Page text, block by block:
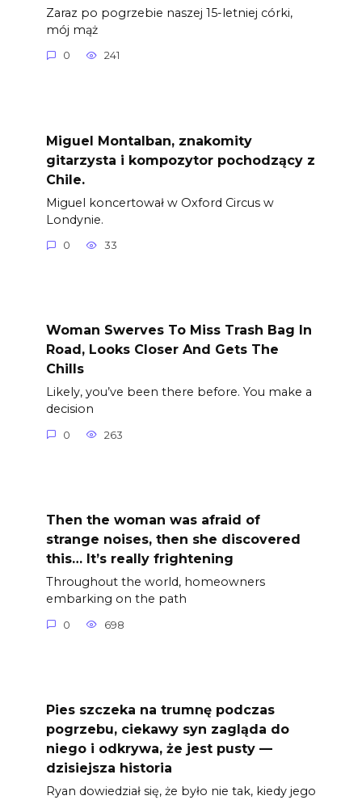
Zaraz po pogrzebie naszej 15-letniej córki,
mój mąż
0 241
Miguel Montalban, znakomity
gitarzysta i kompozytor pochodzący z
Chile.
Miguel koncertował w Oxford Circus w
Londynie.
0 33
Woman Swerves To Miss Trash Bag In
Road, Looks Closer And Gets The
Chills
Likely, you’ve been there before. You make a
decision
0 263
Then the woman was afraid of
strange noises, then she discovered
this… It’s really frightening
Throughout the world, homeowners
embarking on the path
0 698
Pies szczeka na trumnę podczas
pogrzebu, ciekawy syn zagląda do
niego i odkrywa, że jest pusty —
dzisiejsza historia
Ryan dowiedział się, że było nie tak, kiedy jego